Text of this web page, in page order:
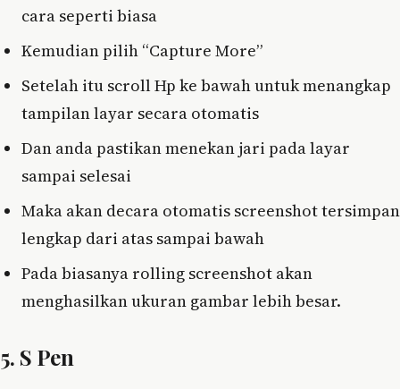
cara seperti biasa
Kemudian pilih “Capture More”
Setelah itu scroll Hp ke bawah untuk menangkap
tampilan layar secara otomatis
Dan anda pastikan menekan jari pada layar
sampai selesai
Maka akan decara otomatis screenshot tersimpan
lengkap dari atas sampai bawah
Pada biasanya rolling screenshot akan
menghasilkan ukuran gambar lebih besar.
5. S Pen